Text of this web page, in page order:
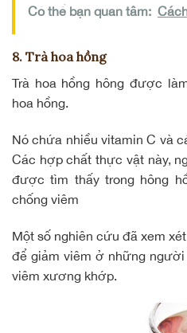
Có thể bạn quan tâm:
8. Trà hoa hồng
Trà hoa hồng hông được
hoa hồng.
Nó chứa nhiều vitamin C và
Các hợp chất thực vật này,
được tìm thấy trong hông
chống viêm
Một số nghiên cứu đã xem
để giảm viêm ở những
viêm xương khớp.